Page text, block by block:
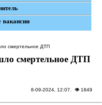
вакансии
смертельное ДТП
8-09-2024, 12:07 . 👁 1849